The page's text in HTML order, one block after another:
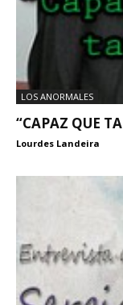
LOS ANORMALES
“CAPAZ QUE
Lourdes Landeira